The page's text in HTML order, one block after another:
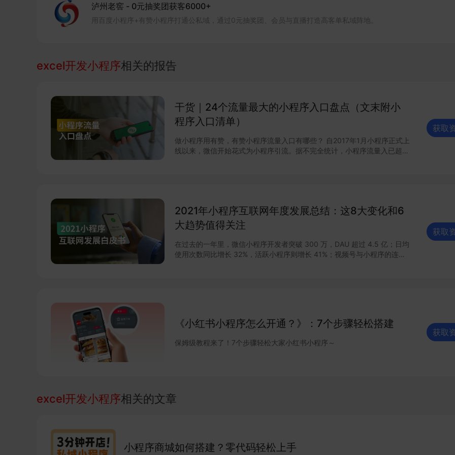
泸州老窖 - 0元抽奖团获客6000+
用百度小程序+有赞小程序打通公私域，通过0元抽奖团、会员与直播打造高客单私域阵地。
excel开发小程序相关的报告
干货｜24个流量最大的小程序入口盘点（文末附小
程序入口清单）
做小程序用有赞，有赞小程序流量入口有哪些？ 自2017年1月小程序正式上
线以来，微信开始花式为小程序引流。据不完全统计，小程序流量入已超过
获取
2021年小程序互联网年度发展总结：这8大变化和6
大趋势值得关注
在过去的一年里，微信小程序开发者突破 300 万，DAU 超过 4.5 亿；日均
使用次数同比增长 32%，活跃小程序则增长 41%；视频号与小程序的连接
小程序成为互联网商业的重要阵地；在生态建设方面，各大平台积极推陈出
项升级，助力商家数字化运营、降本增效。
获取
《小红书小程序怎么开通？》：7个步骤轻松搭建
保姆级教程来了！7个步骤轻松大家小红书小程序～
获取
excel开发小程序相关的文章
小程序商城如何搭建？零代码轻松上手